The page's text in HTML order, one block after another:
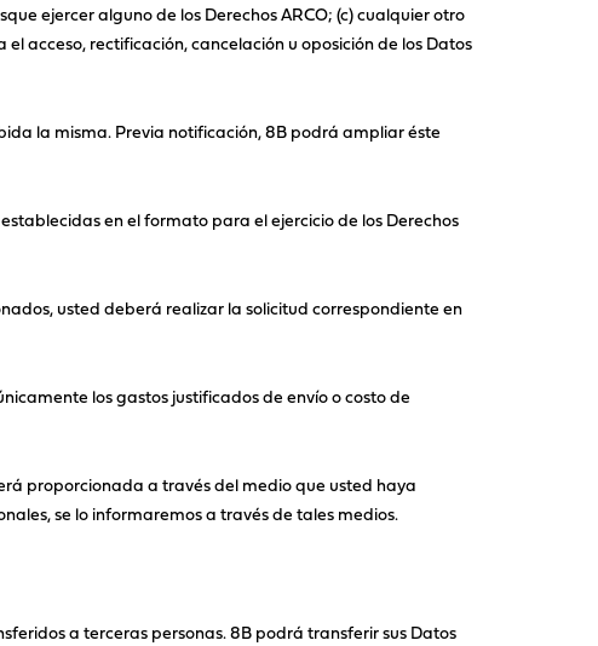
ejercer alguno de los Derechos ARCO; (c) cualquier otro
acceso, rectificación, cancelación u oposición de los Datos
la misma. Previa notificación, 8B podrá ampliar éste
en el formato para el ejercicio de los Derechos
usted deberá realizar la solicitud correspondiente en
los gastos justificados de envío o costo de
proporcionada a través del medio que usted haya
se lo informaremos a través de tales medios.
a terceras personas. 8B podrá transferir sus Datos